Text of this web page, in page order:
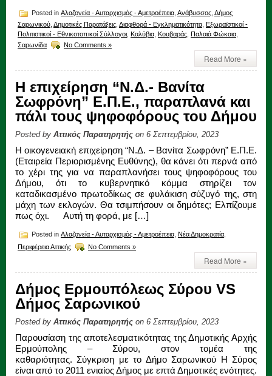
Posted in Αλαζονεία - Αυταρχισμός - Αμετροέπεια Ανάβυσσος Δήμος
Σαρωνικού Δημοτικές Παρατάξεις Διαφθορά - Εγκληματικότητα Εξωραϊστικοί -
Πολιτιστικοί - Εθνικοτοπικοί Σύλλογοι Καλύβια Κουβαράς Παλαιά Φώκαια
Σαρωνίδα
No Comments »
Read More »
Η επιχείρηση “Ν.Δ.- Βανίτα
Σωφρόνη” Ε.Π.Ε., παραπλανά και
πάλι τους ψηφοφόρους του Δήμου
Posted by Αττικός Παρατηρητής on 6 Σεπτεμβρίου, 2023
Η οικογενειακή επιχείρηση “Ν.Δ. – Βανίτα Σωφρόνη” Ε.Π.Ε.
(Εταιρεία Περιορισμένης Ευθύνης), θα κάνει ότι περνά από
το χέρι της για να παραπλανήσει τους ψηφοφόρους του
Δήμου, ότι το κυβερνητικό κόμμα στηρίζει τον
καταδικασμένο πρωτοδίκως σε φυλάκιση σύζυγό της, στη
μάχη των εκλογών. Θα τσιμπήσουν οι δημότες; Ελπίζουμε
πως όχι. Αυτή τη φορά, με […]
Posted in Αλαζονεία - Αυταρχισμός - Αμετροέπεια Νέα Δημοκρατία
Περιφέρεια Αττικής
No Comments »
Read More »
Δήμος Ερμουπόλεως Σύρου VS
Δήμος Σαρωνικού
Posted by Αττικός Παρατηρητής on 6 Σεπτεμβρίου, 2023
Παρουσίαση της αποτελεσματικότητας της Δημοτικής Αρχής
Ερμούπολης – Σύρου, στον τομέα της
καθαριότητας. Σύγκριση με το Δήμο Σαρωνικού Η Σύρος
είναι από το 2011 ενιαίος Δήμος με επτά Δημοτικές ενότητες.